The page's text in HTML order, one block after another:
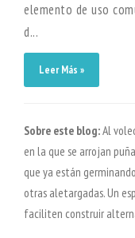
elemento de uso
d...
Leer Más »
Sobre este blog:Al
en la que se arrojan
que ya están
otras aletargadas. Un
faciliten construir